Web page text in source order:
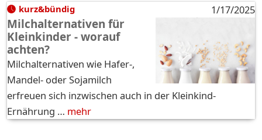
kurz&bündig 1/17/2025
Milchalternativen für
Kleinkinder - worauf
achten?
Milchalternativen wie Hafer-,
Mandel- oder Sojamilch
erfreuen sich inzwischen auch in der Kleinkind-
Ernährung … mehr